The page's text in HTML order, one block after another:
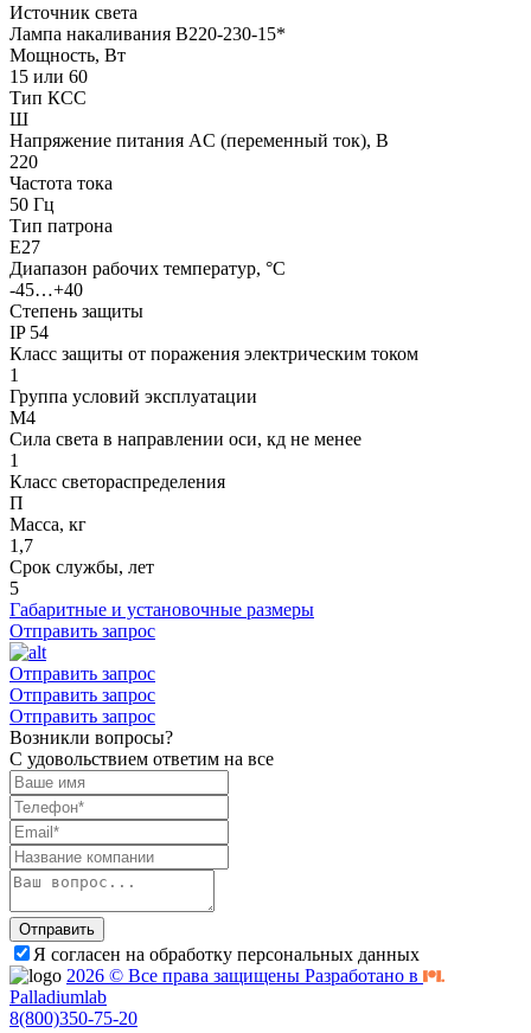
Источник света
Лампа накаливания В220-230-15*
Мощность, Вт
15 или 60
Тип КСС
Ш
Напряжение питания AC (переменный ток), В
220
Частота тока
50 Гц
Тип патрона
Е27
Диапазон рабочих температур, °С
-45…+40
Степень защиты
IP 54
Класс защиты от поражения электрическим током
1
Группа условий эксплуатации
М4
Сила света в направлении оси, кд не менее
1
Класс светораспределения
П
Масса, кг
1,7
Срок службы, лет
5
Габаритные и установочные размеры
Отправить запрос
Отправить запрос
Отправить запрос
Отправить запрос
Возникли вопросы?
С удовольствием ответим на все
Отправить
Я согласен на обработку персональных данных
2026 © Все права защищены Разработано в
Palladiumlab
8(800)350-75-20